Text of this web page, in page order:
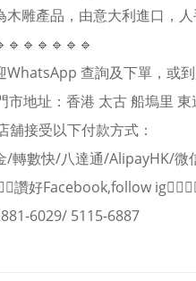
木雕產品，由意大利進口，
WhatsApp 查詢及下單，或
市地址：香港 太古 船塢里
舖接受以下付款方式：
/轉數快/八達通/AlipayHK/
讚好Facebook,follow
6029/ 5115-6887